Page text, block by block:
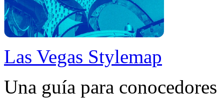
Las Vegas Stylemap
Una guía para conocedores